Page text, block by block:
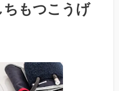
ちもつこうげ